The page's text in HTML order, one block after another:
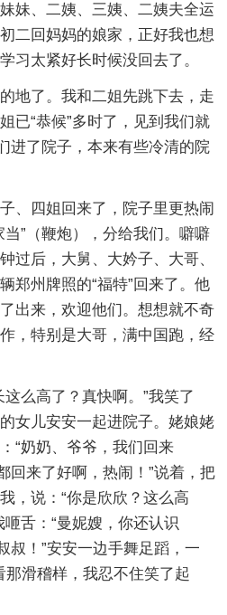
妹、二姨、三姨、二姨夫全运
二回妈妈的娘家，正好我也想
习太紧好长时候没回去了。
地了。我和二姐先跳下去，走
已“恭候”多时了，见到我们就
进了院子，本来有些冷清的院
、四姐回来了，院子里更热闹
”（鞭炮），分给我们。噼噼
过后，大舅、大妗子、大哥、
郑州牌照的“福特”回来了。他
出来，欢迎他们。想想就不奇
，特别是大哥，满中国跑，经
么高了？真快啊。”我笑了
女儿安安一起进院子。姥娘姥
“奶奶、爷爷，我们回来
回来了好啊，热闹！”说着，把
，说：“你是欣欣？这么高
舌：“曼妮嫂，你还认识
叔！”安安一边手舞足蹈，一
那滑稽样，我忍不住笑了起